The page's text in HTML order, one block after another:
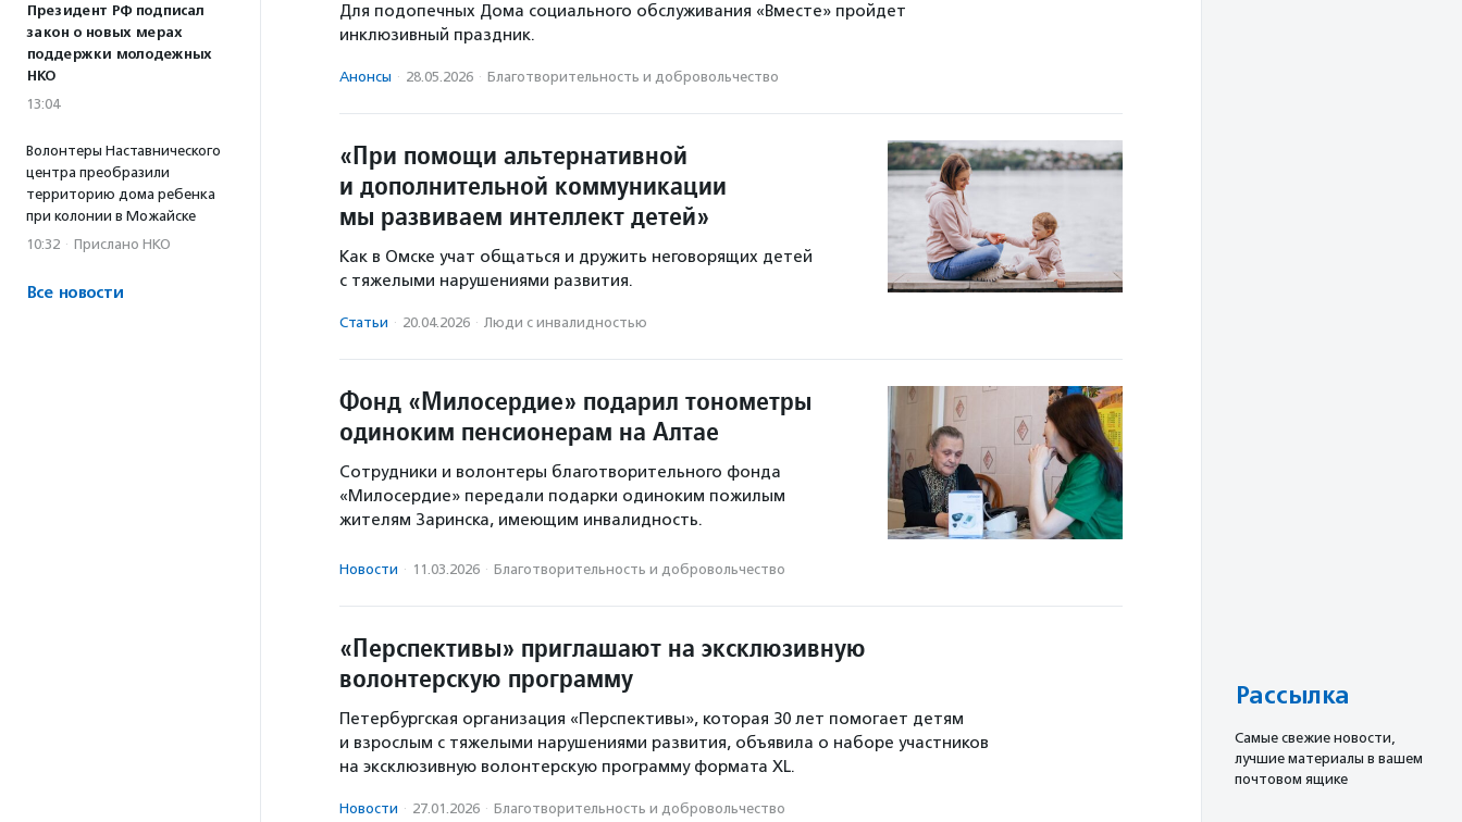
Президент РФ подписал
закон о новых мерах
поддержки молодежных
НКО
13:04
Волонтеры Наставнического
центра преобразили
территорию дома ребенка
при колонии в Можайске
10:32 · Прислано НКО
Все новости
Для подопечных Дома социального обслуживания «Вместе» пройдет
инклюзивный праздник.
Анонсы · 28.05.2026 · Благотвори­тель­ность и доброволь­чест­во
«При помощи альтернативной
и дополнительной коммуникации
мы развиваем интеллект детей»
Как в Омске учат общаться и дружить неговорящих детей
с тяжелыми нарушениями развития.
Статьи · 20.04.2026 · Люди с инвалидностью
Фонд «Милосердие» подарил тонометры
одиноким пенсионерам на Алтае
Сотрудники и волонтеры благотворительного фонда
«Милосердие» передали подарки одиноким пожилым
жителям Заринска, имеющим инвалидность.
Новости · 11.03.2026 · Благотвори­тель­ность и доброволь­чест­во
«Перспективы» приглашают на эксклюзивную
волонтерскую программу
Петербургская организация «Перспективы», которая 30 лет помогает детям
и взрослым с тяжелыми нарушениями развития, объявила о наборе участников
на эксклюзивную волонтерскую программу формата XL.
Новости · 27.01.2026 · Благотвори­тель­ность и доброволь­чест­во
Рассылка
Cамые свежие новости,
лучшие материалы в вашем
почтовом ящике